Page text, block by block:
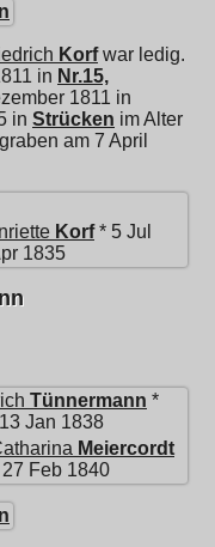
Korfwar ledig.
in Nr.15,
1811 in
in Strücken im Alter
am 7 April
Korf* 5 Jul
1835
Tünnermann *
Jan 1838
Meiercordt
Feb 1840